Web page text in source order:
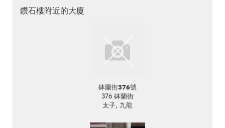
鑽石樓附近的大廈
砵蘭街376號
376 砵蘭街
太子, 九龍